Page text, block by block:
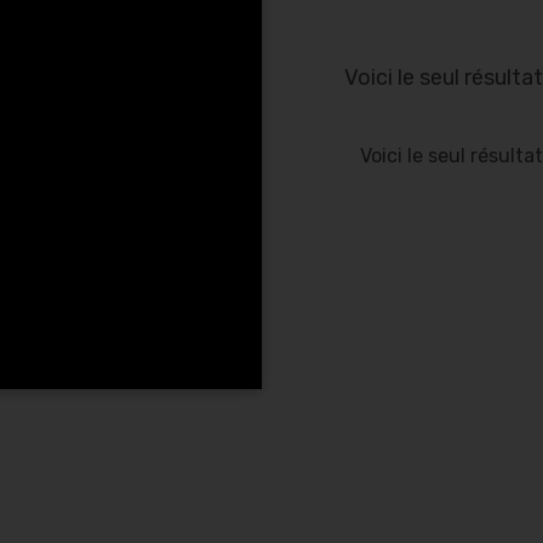
Voici le seul résultat
Voici le seul résultat